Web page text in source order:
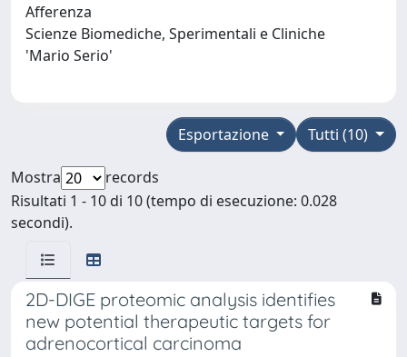
Afferenza
Scienze Biomediche, Sperimentali e Cliniche
'Mario Serio'
Tutti (10)
Esportazione
Mostra
records
Risultati 1 - 10 di 10 (tempo di esecuzione: 0.028
secondi).
2D-DIGE proteomic analysis identifies
new potential therapeutic targets for
adrenocortical carcinoma